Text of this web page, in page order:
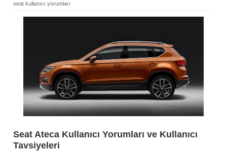
seat kullanıcı yorumları
Seat Ateca Kullanıcı Yorumları ve Kullanıcı
Tavsiyeleri